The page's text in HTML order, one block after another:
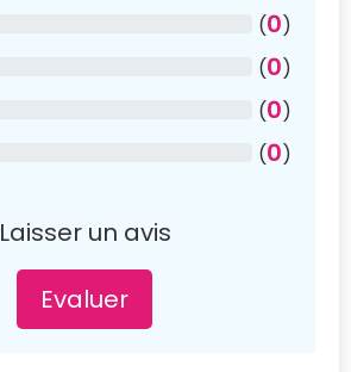
(0)
(0)
(0)
(0)
Laisser un avis
Evaluer